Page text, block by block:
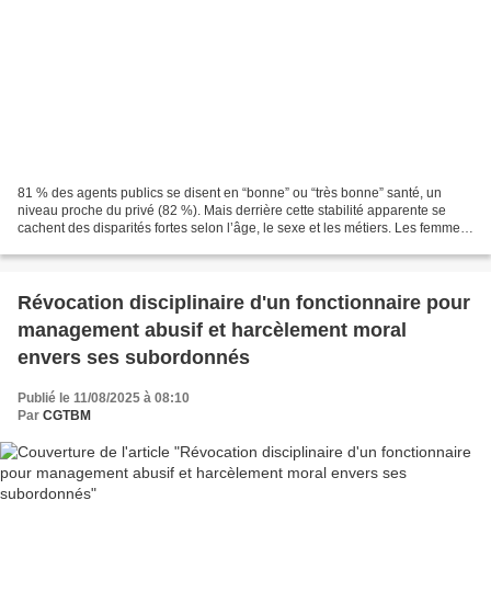
81 % des agents publics se disent en “bonne” ou “très bonne” santé, un
niveau proche du privé (82 %). Mais derrière cette stabilité apparente se
cachent des disparités fortes selon l’âge, le sexe et les métiers. Les femmes
Révocation disciplinaire d'un fonctionnaire pour
management abusif et harcèlement moral
envers ses subordonnés
Publié le 11/08/2025 à 08:10
Par CGTBM